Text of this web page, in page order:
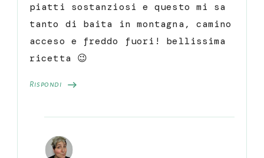
Rispondi
piatti sostanziosi e questo mi sa
tanto di baita in montagna, camino
acceso e freddo fuori! bellissima
ricetta 😉